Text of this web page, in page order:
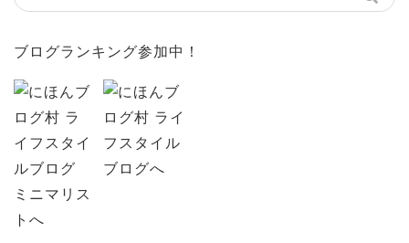
ブログランキング参加中！